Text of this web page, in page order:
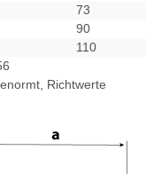
73
90
110
Richtwerte